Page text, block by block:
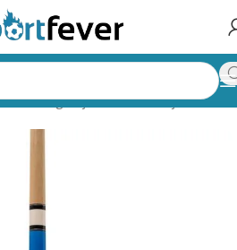
Lauamängud ja vahendid Piljard Kiid